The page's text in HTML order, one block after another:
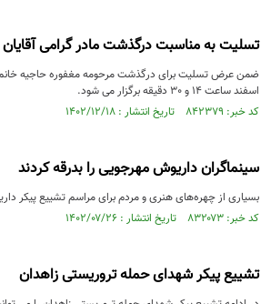
تسلیت به مناسبت درگذشت مادر گرامی
اسفند ساعت 14 و 30 دقیقه برگزار می شود.
کد خبر: ۸۴۲۳۷۹ تاریخ انتشار : ۱۴۰۲/۱۲/۱۸
سینماگران داریوش مهرجویی را بدرقه کردند
بسیاری از چهره‌های هنری و مردم برای مراسم تشییع پیکر
کد خبر: ۸۳۲۰۷۳ تاریخ انتشار : ۱۴۰۲/۰۷/۲۶
تشییع پیکر شهدای حمله تروریستی زاهدان